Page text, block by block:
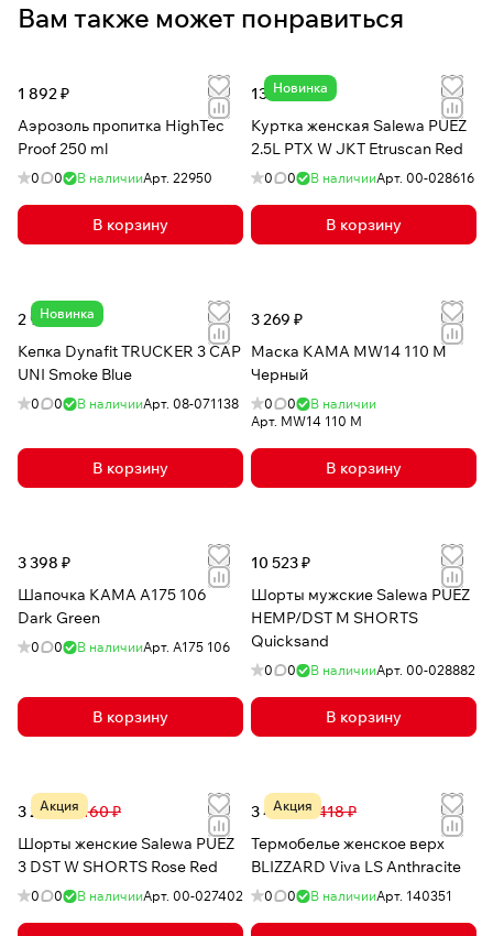
Вам также может понравиться
1 892 ₽
Аэрозоль пропитка HighTec
Proof 250 ml
0 0 В наличииАрт. 22950
В корзину
Новинка
13 324 ₽
Куртка женская Salewa PUEZ
2.5L PTX W JKT Etruscan Red
0 0 В наличииАрт. 00-028616
В корзину
Новинка
2 966 ₽
Кепка Dynafit TRUCKER 3 CAP
UNI Smoke Blue
0 0 В наличииАрт. 08-071138
В корзину
3 269 ₽
Маска КАМА MW14 110 M
Черный
0 0
В наличии
Арт. MW14 110 M
В корзину
3 398 ₽
Шапочка КАМА A175 106
Dark Green
0 0 В наличииАрт. A175 106
В корзину
10 523 ₽
Шорты мужские Salewa PUEZ
HEMP/DST M SHORTS
Quicksand
0 0 В наличииАрт. 00-028882
В корзину
Акция
3 234 ₽7 160 ₽
Шорты женские Salewa PUEZ
3 DST W SHORTS Rose Red
0 0 В наличииАрт. 00-027402
Акция
3 467 ₽4 418 ₽
Термобелье женское верх
BLIZZARD Viva LS Anthracite
0 0 В наличииАрт. 140351